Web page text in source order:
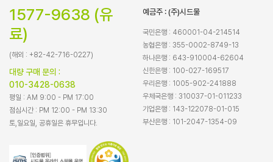
1577-9638 (유
료)
(해외 : +82-42-716-0227)
대량 구매 문의 :
010-3428-0638
평일 : AM 9:00 - PM 17:00
점심시간 : PM 12:00 - PM 13:30
토,일요일, 공휴일은 휴무입니다.
예금주 : (주)시드물
국민은행 : 460001-04-214514
농협은행 : 355-0002-8749-13
하나은행 : 643-910004-62604
신한은행 : 100-027-169517
우리은행 : 1005-902-241888
우체국은행 : 310037-01-011233
기업은행 : 143-122078-01-015
부산은행 : 101-2047-1354-09